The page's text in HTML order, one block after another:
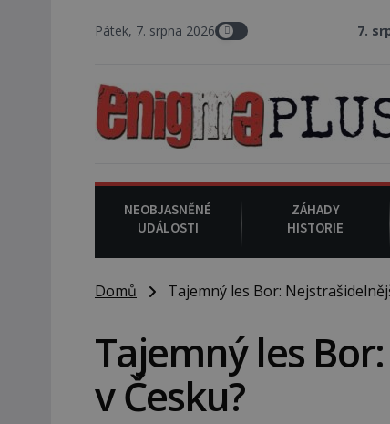
Pátek, 7. srpna 2026 : Na
NEOBJASNĚNÉ
UDÁLOSTI
ZÁHADY
HISTORIE
Domů Tajemný les Bor:
Tajemný les
v Česku?